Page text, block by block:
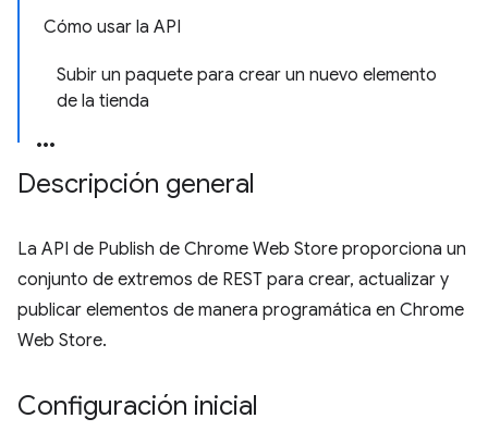
Cómo usar la API
Subir un paquete para crear un nuevo elemento
de la tienda
Descripción general
La API de Publish de Chrome Web Store proporciona un
conjunto de extremos de REST para crear, actualizar y
publicar elementos de manera programática en Chrome
Web Store.
Configuración inicial